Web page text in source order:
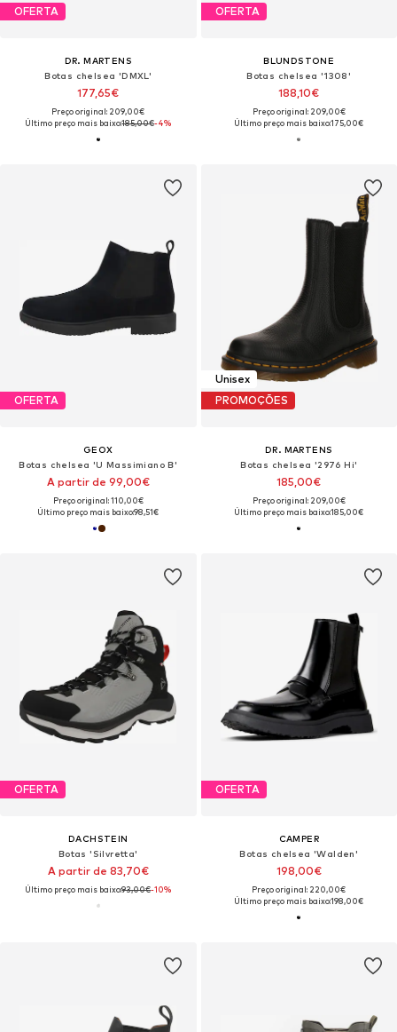
OFERTA
DR. MARTENS
Botas chelsea 'DMXL'
177,65€
Preço original: 209,00€
Último preço mais baixo:185,00€-4%
OFERTA
BLUNDSTONE
Botas chelsea '1308'
188,10€
Preço original: 209,00€
Último preço mais baixo:175,00€
OFERTA
GEOX
Botas chelsea 'U Massimiano B'
A partir de 99,00€
Preço original: 110,00€
Último preço mais baixo:98,51€
Unisex
PROMOÇÕES
DR. MARTENS
Botas chelsea '2976 Hi'
185,00€
Preço original: 209,00€
Último preço mais baixo:185,00€
OFERTA
DACHSTEIN
Botas 'Silvretta'
A partir de 83,70€
Último preço mais baixo:93,00€-10%
OFERTA
CAMPER
Botas chelsea 'Walden'
198,00€
Preço original: 220,00€
Último preço mais baixo:198,00€